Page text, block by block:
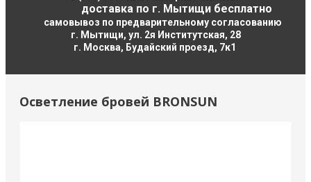
доставка по г. Мытищи бесплатно
самовывоз по предварительному согласованию
г. Мытищи, ул. 2я Институтская, 28
г. Москва, Будайский проезд, 7к1
Осветление бровей BRONSUN